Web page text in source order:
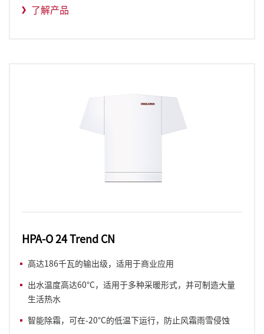
了解产品
HPA-O 24 Trend CN
高达186千瓦的输出级，适用于商业应用
出水温度高达60°C，适用于多种采暖形式，并可制造大量
生活热水
智能除霜，可在-20°C的低温下运行，防止风霜雨雪侵蚀